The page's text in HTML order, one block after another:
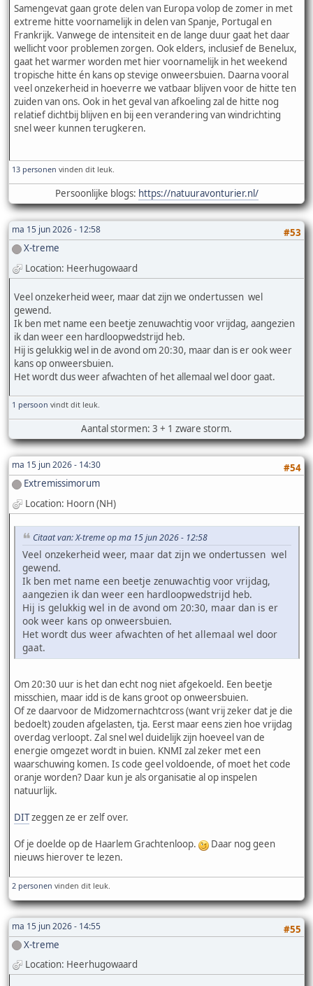
Samengevat gaan grote delen van Europa volop de zomer in met
extreme hitte voornamelijk in delen van Spanje, Portugal en
Frankrijk. Vanwege de intensiteit en de lange duur gaat het daar
wellicht voor problemen zorgen. Ook elders, inclusief de Benelux,
gaat het warmer worden met hier voornamelijk in het weekend
tropische hitte én kans op stevige onweersbuien. Daarna vooral
veel onzekerheid in hoeverre we vatbaar blijven voor de hitte ten
zuiden van ons. Ook in het geval van afkoeling zal de hitte nog
relatief dichtbij blijven en bij een verandering van windrichting
snel weer kunnen terugkeren.
13 personen vinden dit leuk.
Persoonlijke blogs: https://natuuravonturier.nl/
ma 15 jun 2026 - 12:58
#53
X-treme
Location: Heerhugowaard
Veel onzekerheid weer, maar dat zijn we ondertussen wel
gewend.
Ik ben met name een beetje zenuwachtig voor vrijdag, aangezien
ik dan weer een hardloopwedstrijd heb.
Hij is gelukkig wel in de avond om 20:30, maar dan is er ook weer
kans op onweersbuien.
Het wordt dus weer afwachten of het allemaal wel door gaat.
1 persoon vindt dit leuk.
Aantal stormen: 3 + 1 zware storm.
ma 15 jun 2026 - 14:30
#54
Extremissimorum
Location: Hoorn (NH)
Citaat van: X-treme op ma 15 jun 2026 - 12:58
Veel onzekerheid weer, maar dat zijn we ondertussen wel
gewend.
Ik ben met name een beetje zenuwachtig voor vrijdag,
aangezien ik dan weer een hardloopwedstrijd heb.
Hij is gelukkig wel in de avond om 20:30, maar dan is er
ook weer kans op onweersbuien.
Het wordt dus weer afwachten of het allemaal wel door
gaat.
Om 20:30 uur is het dan echt nog niet afgekoeld. Een beetje
misschien, maar idd is de kans groot op onweersbuien.
Of ze daarvoor de Midzomernachtcross (want vrij zeker dat je die
bedoelt) zouden afgelasten, tja. Eerst maar eens zien hoe vrijdag
overdag verloopt. Zal snel wel duidelijk zijn hoeveel van de
energie omgezet wordt in buien. KNMI zal zeker met een
waarschuwing komen. Is code geel voldoende, of moet het code
oranje worden? Daar kun je als organisatie al op inspelen
natuurlijk.
DITzeggen ze er zelf over.
Of je doelde op de Haarlem Grachtenloop.
Daar nog geen
nieuws hierover te lezen.
2 personen vinden dit leuk.
ma 15 jun 2026 - 14:55
#55
X-treme
Location: Heerhugowaard